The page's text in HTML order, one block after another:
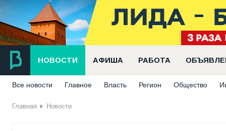
НОВОСТИ АФИША РАБОТА
Все новости Главное Власть Регион Общество
Главная Новости